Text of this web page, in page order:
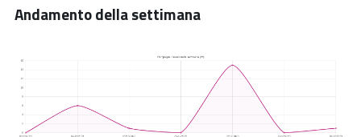
Andamento della settimana